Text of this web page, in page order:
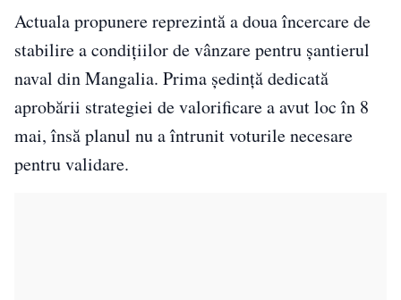
Actuala propunere reprezintă a doua încercare de
stabilire a condițiilor de vânzare pentru șantierul
naval din Mangalia. Prima ședință dedicată
aprobării strategiei de valorificare a avut loc în 8
mai, însă planul nu a întrunit voturile necesare
pentru validare.